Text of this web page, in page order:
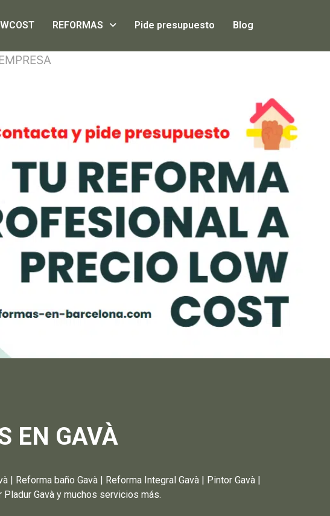
REFORMAS Pide presupuesto Blog
EN GAVÀ
| Reforma baño Gavà | Reforma Integral Gavà | Pintor Gavà |
Gavà y muchos servicios más.